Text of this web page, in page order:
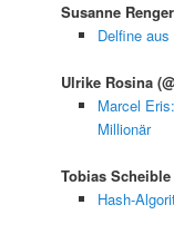
Susanne
Delfine
Ulrike Rosina
Marcel
Millionär
Tobias
Hash-